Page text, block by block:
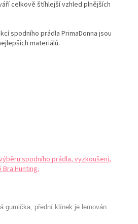
celkově štíhlejší vzhled plnějších
spodního prádla PrimaDonna jsou
materiálů.
spodního prádla, vyzkoušení,
Hunting.
gumička, přední klínek je lemován